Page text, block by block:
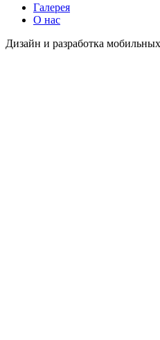
Галерея
О нас
Дизайн и разработка